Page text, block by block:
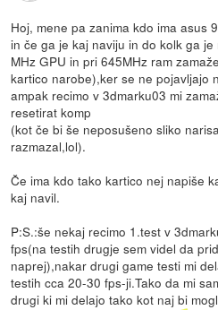
Hoj, mene pa zanima kdo ima asus
in če ga je kaj naviju in do kolk ga
MHz GPU in pri 645MHz ram
kartico narobe),ker se ne pojavljajo
ampak recimo v 3dmarku03 mi
resetirat komp
(kot če bi še neposušeno sliko
razmazal,lol).
Če ima kdo tako kartico nej napiše
kaj navil.
P:S.:še nekaj recimo 1.test v
fps(na testih drugje sem videl da
naprej),nakar drugi game testi mi
testih cca 20-30 fps-ji.Tako da mi
drugi ki mi delajo tako kot naj bi